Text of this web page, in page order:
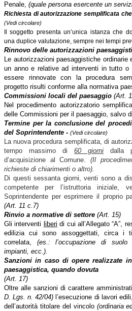
Penale, (quale persona esercente un
Richiesta di autorizzazione semplificata
(Vedi circolare)
Il soggetto presenta un’unica istanza che
una duplice valutazione, sempre nei tempi
Rinnovo delle autorizzazioni
Le autorizzazioni paesaggistiche
un anno e relative ad interventi in tutto o
essere rinnovate con la procedura
progetto risulti conforme alla normativa
Commissioni locali del paesaggio (Art.
Nel procedimento autorizzatorio
delle Commissioni per il paesaggio, salvo
Termine per la conclusione del
del Soprintendente - (Vedi circolare)
La nuova procedura semplificata, di
tempo massimo di 60 giorni dalla
d’acquisizione al Comune. (Il
richieste di chiarimenti o altro).
Di questi sessanta giorni, venti sono a
competente per l’istruttoria iniziale,
Soprintendente per esprimere il proprio
(Art. 11 c.7)
Rinvio a normative di settore (Art. 15)
Gli interventi liberi di cui all’Allegato “A”,
edilizia cui sono assoggettati, circa i
correlata, (es.: l’occupazione di
impianti, ecc.).
Sanzioni in caso di opere realizzate in
paesaggistica, quando dovuta
(Art. 17)
Oltre alle sanzioni di carattere
D. Lgs. n. 42/04) l’esecuzione di lavori
dell’autorità titolare del vincolo (ordinaria